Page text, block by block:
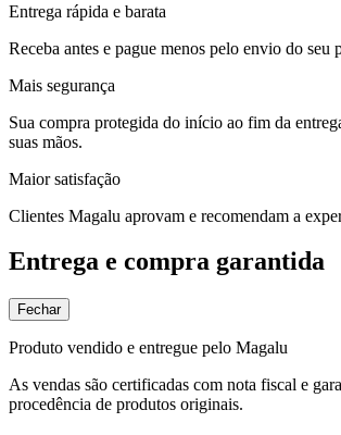
Entrega rápida e barata
Receba antes e pague menos pelo envio do seu
Mais segurança
Sua compra protegida do início ao fim da
suas mãos.
Maior satisfação
Clientes Magalu aprovam e recomendam a
Entrega e compra garantida
Fechar
Produto vendido e entregue pelo Magalu
As vendas são certificadas com nota fiscal e
procedência de produtos originais.